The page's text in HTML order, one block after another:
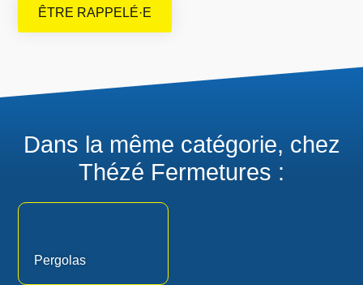
ÊTRE RAPPELÉ·E
Dans la même catégorie, chez
Thézé Fermetures :
Pergolas